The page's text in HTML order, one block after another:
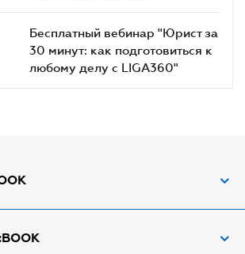
Бесплатный вебинар "Юрист за
30 минут: как подготовиться к
любому делу с LIGA360"
спорам